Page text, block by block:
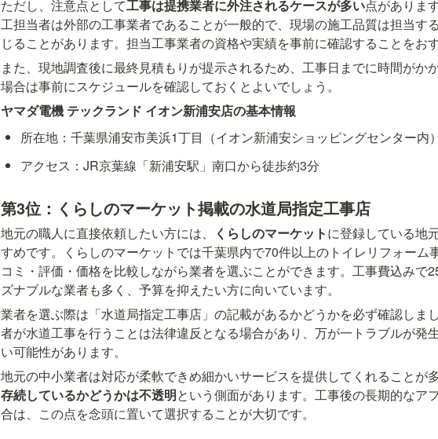
ただし、注意点として工事は提携業者に外注されるケースが多い点がありま
工担当者は外部の工事業者であることが一般的で、現場の施工品質は担当す
じることがあります。担当工事業者の資格や実績を事前に確認することをおす
また、現地調査後に最終見積もりが提示されるため、工事日までに時間がか
場合は事前にスケジュールを確認しておくとよいでしょう。
ヤマダ電機 テックランド イオン新浦安店の基本情報
所在地：千葉県浦安市美浜1丁目（イオン新浦安ショッピングセンター内）
アクセス：JR京葉線「新浦安駅」南口から徒歩約3分
第3位：くらしのマーケット掲載の水道局指定工事店
地元の職人に直接依頼したい方には、 くらしのマーケットに登録している地
すめです。くらしのマーケットでは千葉県内で70件以上のトイレリフォーム
コミ・評価・価格を比較しながら業者を選ぶことができます。工事費込みで
ズナブルな業者も多く、予算を抑えたい方に向いています。
業者を選ぶ際は「水道局指定工事店」の記載があるかどうかを必ず確認しま
者が水道工事を行うことは法律違反となる場合があり、万が一トラブルが発
い可能性があります。
地元の中小業者は対応が柔軟できめ細かいサービスを提供してくれることが多
存続しているかどうかは不透明という側面があります。工事後の長期的なア
合は、この点を念頭に置いて選択することが大切です。